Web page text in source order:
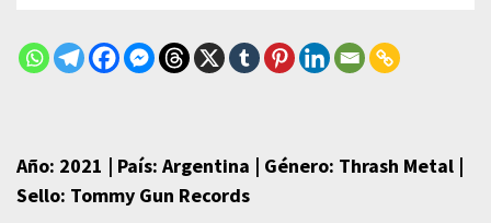
Año: 2021 | País: Argentina | Género: Thrash Metal |
Sello: Tommy Gun Records